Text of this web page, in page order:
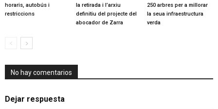
horaris, autobús i
restriccions
la retirada i l’arxiu
definitiu del projecte del
abocador de Zarra
250 arbres per a millorar
la seua infraestructura
verda
No hay comentarios
Dejar respuesta